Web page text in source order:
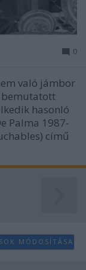
0
való jámbor
bemutatott
hasonló
Palma 1987-
című
MÓDOSÍTÁSA